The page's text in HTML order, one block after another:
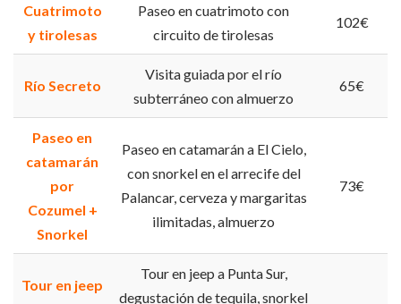
Cuatrimoto
y tirolesas
Paseo en cuatrimoto con
circuito de tirolesas
102€
Río Secreto
Visita guiada por el río
subterráneo con almuerzo
65€
Paseo en
catamarán
por
Cozumel +
Snorkel
Paseo en catamarán a El Cielo,
con snorkel en el arrecife del
Palancar, cerveza y margaritas
ilimitadas, almuerzo
73€
Tour en jeep
Tour en jeep a Punta Sur,
degustación de tequila, snorkel